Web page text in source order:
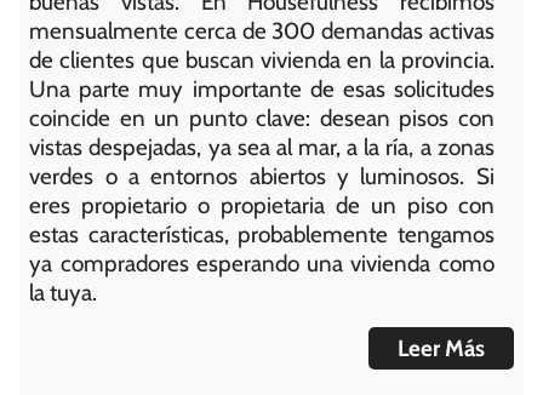
mensualmente cerca de 300 demandas activas
de clientes que buscan vivienda en la provincia.
Una parte muy importante de esas solicitudes
coincide en un punto clave: desean pisos con
vistas despejadas, ya sea al mar, a la ría, a zonas
verdes o a entornos abiertos y luminosos. Si
eres propietario o propietaria de un piso con
estas características, probablemente tengamos
ya compradores esperando una vivienda como
la tuya.
Leer Más